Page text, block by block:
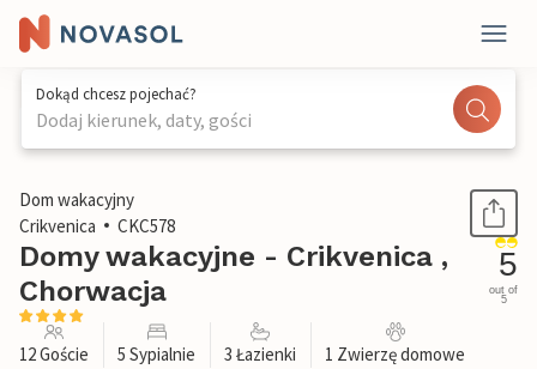
Dokąd chcesz pojechać?
Dodaj kierunek, daty, gości
1 / 50
Dom wakacyjny
Crikvenica
CKC578
Domy wakacyjne - Crikvenica ,
Chorwacja
5
out of
5
12 Goście 5 Sypialnie 3 Łazienki 1 Zwierzę domowe